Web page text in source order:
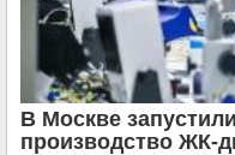
В Москве
производство ЖК-